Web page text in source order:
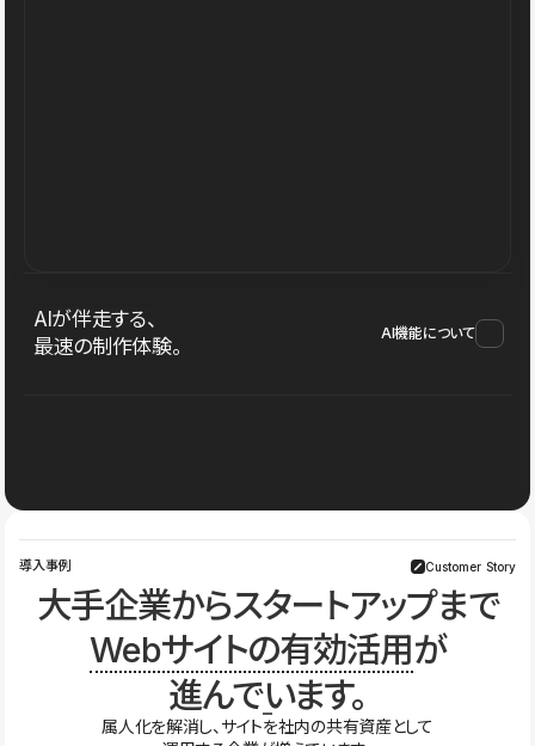
AIが伴走する、
最速の制作体験。
AI機能について
導入事例 Customer Story
大手企業からスタートアップまで
Webサイトの有効活用が
進んでいます。
属人化を解消し、サイトを社内の共有資産として